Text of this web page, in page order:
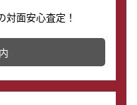
面安心査定！
店では、時計販売の
てお得に新しい時計